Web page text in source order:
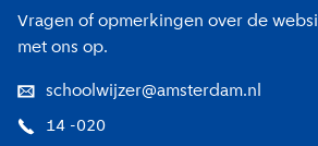
Vragen of opmerkingen over de
met ons op.
schoolwijzer@amsterdam.nl
14 -020